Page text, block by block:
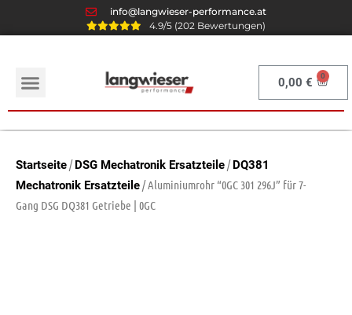
info@langwieser-performance.at
4.9/5 (202 Bewertungen)
0,00€
Startseite/DSG Mechatronik Ersatzteile/DQ381
Mechatronik Ersatzteile/ Aluminiumrohr “0GC 301 296J” für 7-
Gang DSG DQ381 Getriebe | 0GC